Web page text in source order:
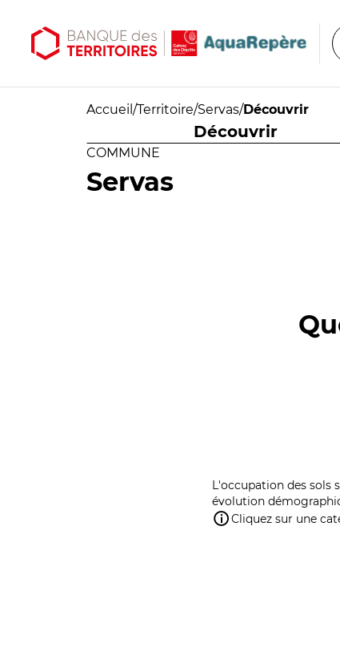
Accueil /Territoire/Servas/Découvrir
Découvrir
COMMUNE
Servas
L'occupation des sols
évolution
Cliquez sur une